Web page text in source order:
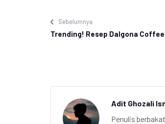
Sebelumnya
Trending! Resep Dalgona
Adit Ghozali
Penulis